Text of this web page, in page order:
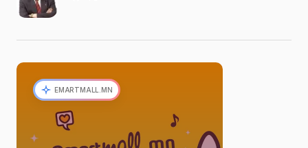
EMARTMALL.MN